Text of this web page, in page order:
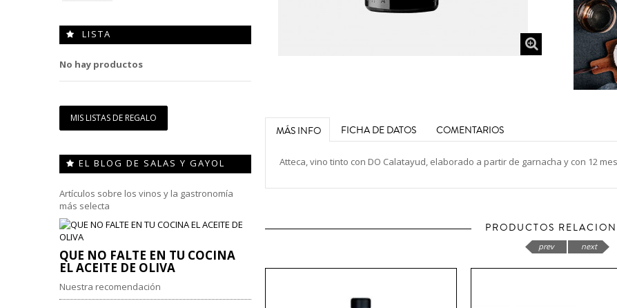
LISTA
No hay productos
MIS LISTAS DE REGALO
EL BLOG DE SALAS Y GAYOL
Artículos sobre los vinos y la gastronomía
más selecta
QUE NO FALTE EN TU COCINA
EL ACEITE DE OLIVA
Nuestra recomendación
MÁS INFO FICHA DE DATOS COMENTARIOS
Atteca, vino tinto con DO Calatayud, elaborado a partir de garnacha y con 12
PRODUCTOS
prev next